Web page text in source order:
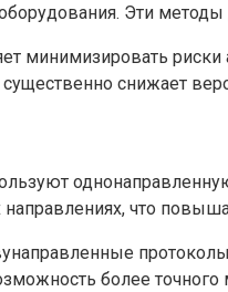
Эти
минимизировать
снижает
что
более точного